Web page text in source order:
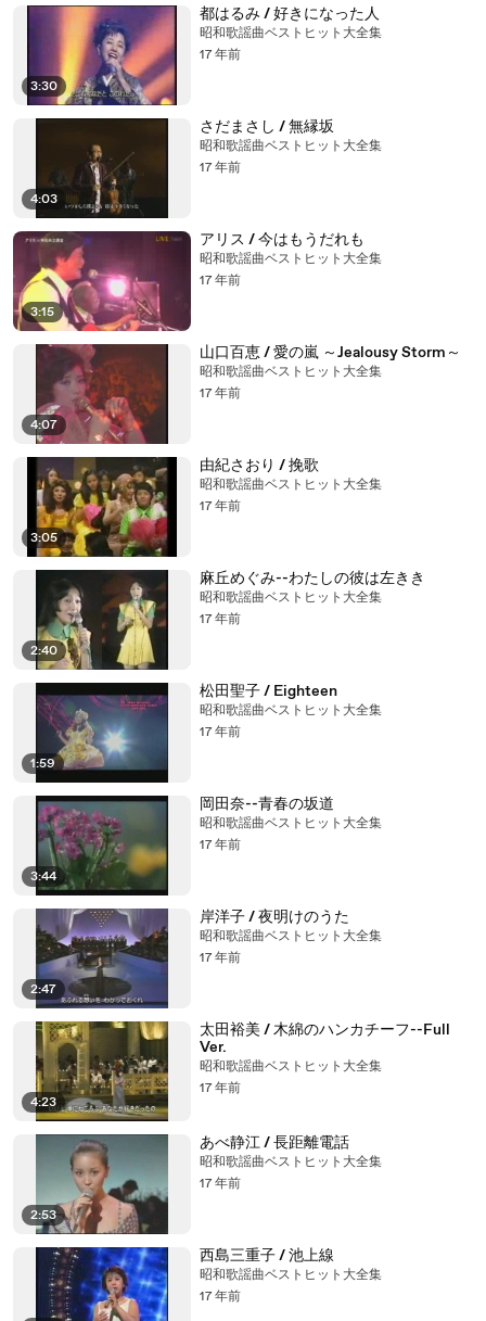
3:30
都はるみ / 好きになった人
昭和歌謡曲ベストヒット大全集
17 年前
4:03
さだまさし / 無縁坂
昭和歌謡曲ベストヒット大全集
17 年前
3:15
アリス / 今はもうだれも
昭和歌謡曲ベストヒット大全集
17 年前
4:07
山口百恵 / 愛の嵐 ～Jealousy Storm～
昭和歌謡曲ベストヒット大全集
17 年前
3:05
由紀さおり / 挽歌
昭和歌謡曲ベストヒット大全集
17 年前
2:40
麻丘めぐみ--わたしの彼は左きき
昭和歌謡曲ベストヒット大全集
17 年前
1:59
松田聖子 / Eighteen
昭和歌謡曲ベストヒット大全集
17 年前
3:44
岡田奈--青春の坂道
昭和歌謡曲ベストヒット大全集
17 年前
2:47
岸洋子 / 夜明けのうた
昭和歌謡曲ベストヒット大全集
17 年前
4:23
太田裕美 / 木綿のハンカチーフ--Full
Ver.
昭和歌謡曲ベストヒット大全集
17 年前
2:53
あべ静江 / 長距離電話
昭和歌謡曲ベストヒット大全集
17 年前
西島三重子 / 池上線
昭和歌謡曲ベストヒット大全集
17 年前